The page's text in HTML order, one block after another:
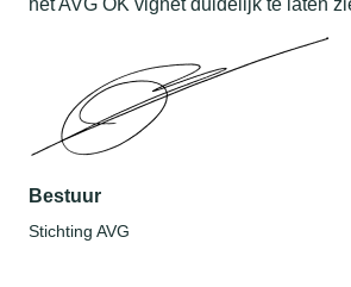
het AVG OK vignet duidelijk te laten
Bestuur
Stichting AVG